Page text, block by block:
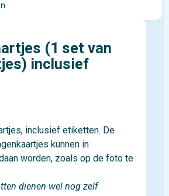
(1 set van
inclusief
inclusief etiketten. De
kunnen in
worden, zoals op de foto te
dienen wel nog zelf